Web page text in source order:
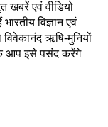
खबरें एवं वीडियो
विज्ञान एवं
विवेकानंद ऋषि-मुनियों
आप इसे पसंद करेंगे